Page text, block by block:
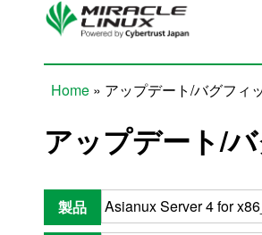
Skip to main content
Home » アップデート/バグフィ
アップデート/
製品